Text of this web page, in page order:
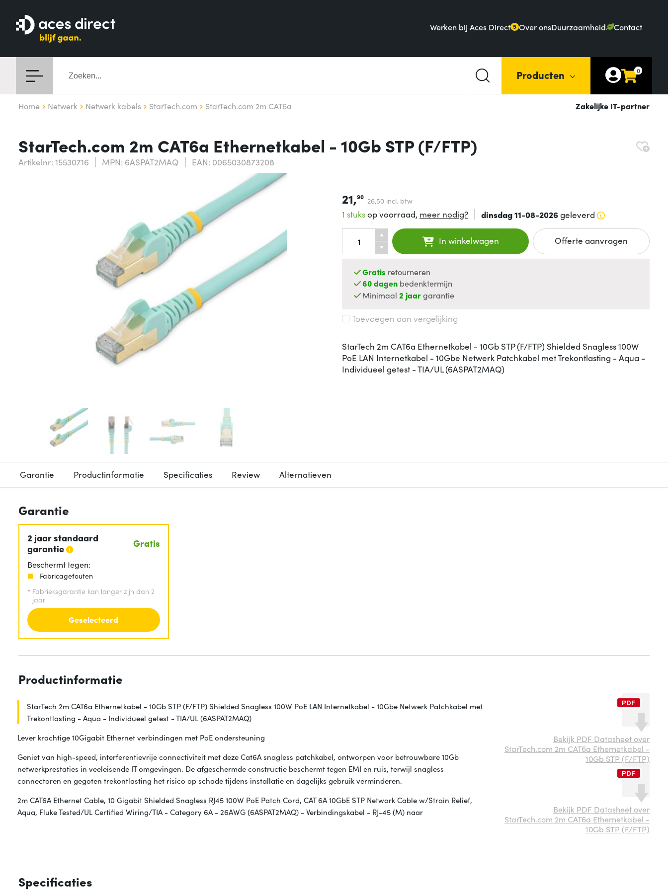
Werken bij Aces Direct 5 Over onsDuurzaamheid Contact
Producten 0
Home Netwerk Netwerk kabels StarTech.com StarTech.com 2m CAT6a Zakelijke IT-partner
StarTech.com 2m CAT6a Ethernetkabel - 10Gb STP (F/FTP)
Artikelnr: 15530716 MPN: 6ASPAT2MAQ EAN: 0065030873208
21,90 26,50 incl. btw
1 stuksop voorraad, meer nodig? dinsdag 11-08-2026geleverd
In winkelwagen Offerte aanvragen
Gratis retourneren
60 dagen bedenktermijn
Minimaal2 jaargarantie
Toevoegen aan vergelijking
StarTech 2m CAT6a Ethernetkabel - 10Gb STP (F/FTP) Shielded Snagless 100W
PoE LAN Internetkabel - 10Gbe Netwerk Patchkabel met Trekontlasting - Aqua -
Individueel getest - TIA/UL (6ASPAT2MAQ)
Garantie Productinformatie Specificaties Review Alternatieven
Garantie
2 jaar standaard
garantie
Gratis
Beschermt tegen:
Fabricagefouten
* Fabrieksgarantie kan langer zijn dan 2
jaar
Geselecteerd
Productinformatie
StarTech 2m CAT6a Ethernetkabel - 10Gb STP (F/FTP) Shielded Snagless 100W PoE LAN Internetkabel - 10Gbe Netwerk Patchkabel met
Trekontlasting - Aqua - Individueel getest - TIA/UL (6ASPAT2MAQ)
Lever krachtige 10Gigabit Ethernet verbindingen met PoE ondersteuning
Geniet van high-speed, interferentievrije connectiviteit met deze Cat6A snagless patchkabel, ontworpen voor betrouwbare 10Gb
netwerkprestaties in veeleisende IT omgevingen. De afgeschermde constructie beschermt tegen EMI en ruis, terwijl snagless
connectoren en gegoten trekontlasting het risico op schade tijdens installatie en dagelijks gebruik verminderen.
2m CAT6A Ethernet Cable, 10 Gigabit Shielded Snagless RJ45 100W PoE Patch Cord, CAT 6A 10GbE STP Network Cable w/Strain Relief,
Aqua, Fluke Tested/UL Certified Wiring/TIA - Category 6A - 26AWG (6ASPAT2MAQ) - Verbindingskabel - RJ-45 (M) naar
Bekijk PDF Datasheet over
StarTech.com 2m CAT6a Ethernetkabel -
10Gb STP (F/FTP)
Bekijk PDF Datasheet over
StarTech.com 2m CAT6a Ethernetkabel -
10Gb STP (F/FTP)
Specificaties